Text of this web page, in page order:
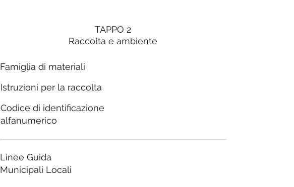
TAPPO 2
Raccolta e ambiente
Famiglia di materiali
Istruzioni per la raccolta
Codice di identificazione
alfanumerico
Linee Guida
Municipali Locali